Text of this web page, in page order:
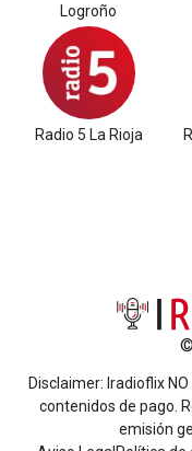
Logroño
Radio 5 La Rioja
Disclaimer: Iradioflix
contenidos de pago.
emisión